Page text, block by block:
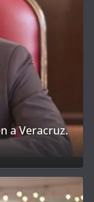
a Veracruz.